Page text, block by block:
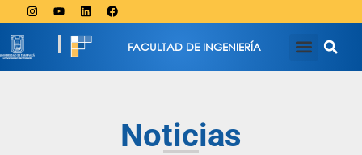
FACULTAD DE INGENIERÍA
Noticias